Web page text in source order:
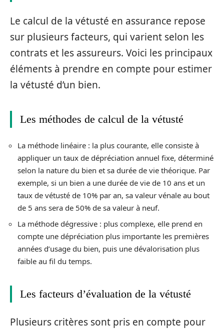
Le calcul de la vétusté en assurance repose
sur plusieurs facteurs, qui varient selon les
contrats et les assureurs. Voici les principaux
éléments à prendre en compte pour estimer
la vétusté d’un bien.
Les méthodes de calcul de la vétusté
La méthode linéaire : la plus courante, elle consiste à
appliquer un taux de dépréciation annuel fixe, déterminé
selon la nature du bien et sa durée de vie théorique. Par
exemple, si un bien a une durée de vie de 10 ans et un
taux de vétusté de 10% par an, sa valeur vénale au bout
de 5 ans sera de 50% de sa valeur à neuf.
La méthode dégressive : plus complexe, elle prend en
compte une dépréciation plus importante les premières
années d’usage du bien, puis une dévalorisation plus
faible au fil du temps.
Les facteurs d’évaluation de la vétusté
Plusieurs critères sont pris en compte pour